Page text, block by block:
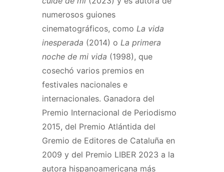
numerosos guiones
cinematográficos, como La vida
inesperada (2014) o La primera
noche de mi vida (1998), que
cosechó varios premios en
festivales nacionales e
internacionales. Ganadora del
Premio Internacional de Periodismo
2015, del Premio Atlántida del
Gremio de Editores de Cataluña en
2009 y del Premio LIBER 2023 a la
autora hispanoamericana más